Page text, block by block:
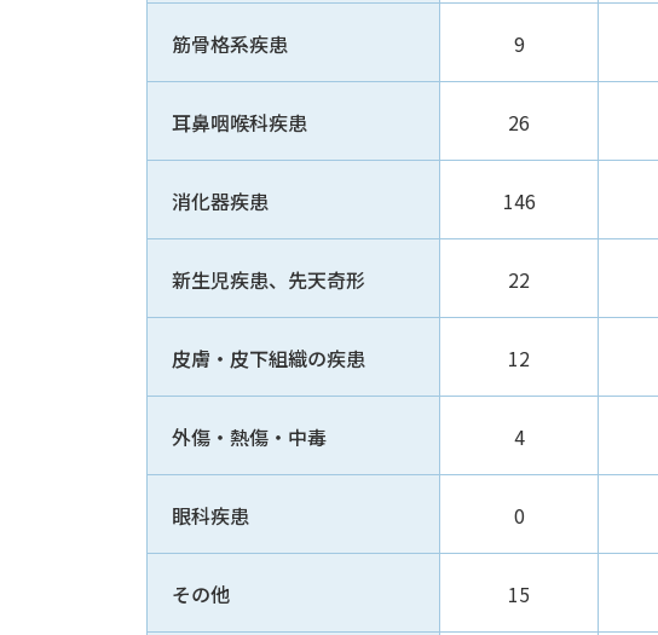
筋骨格系疾患 9
耳鼻咽喉科疾患 26
消化器疾患 146
新生児疾患、先天奇形 22
皮膚・皮下組織の疾患 12
外傷・熱傷・中毒 4
眼科疾患 0
その他 15